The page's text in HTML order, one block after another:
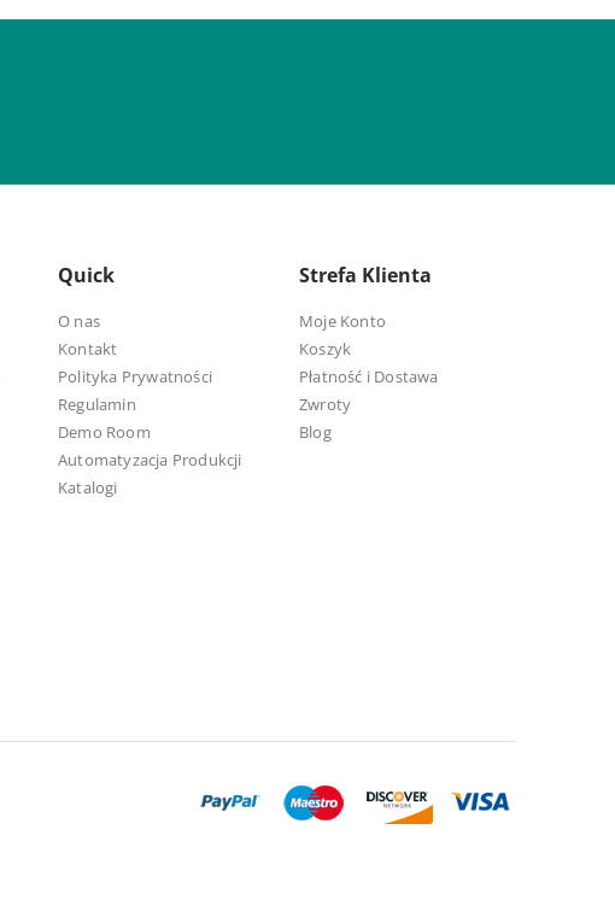
Quick
O nas
Kontakt
Polityka Prywatności
Regulamin
Demo Room
Automatyzacja Produkcji
Katalogi
Strefa Klienta
Moje Konto
Koszyk
Płatność i Dostawa
Zwroty
Blog